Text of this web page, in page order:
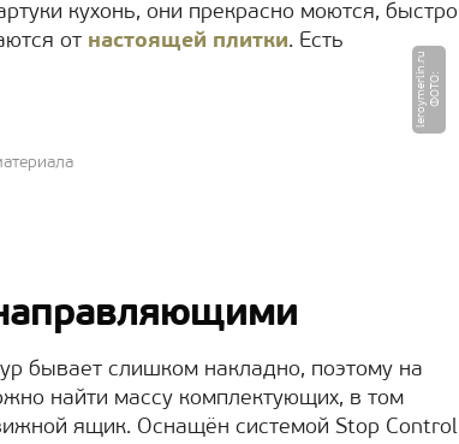
кухонь, они прекрасно моются, быстро
от настоящей плитки. Есть
Ф
О
Т
О
:
l
e
r
o
y
m
e
r
li
n.
r
u
бывает слишком накладно, поэтому на
найти массу комплектующих, в том
ящик. Оснащён системой Stop Control